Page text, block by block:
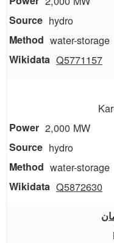
hydro
water-storage
Q5771157
2,000 MW
hydro
water-storage
Q5872630